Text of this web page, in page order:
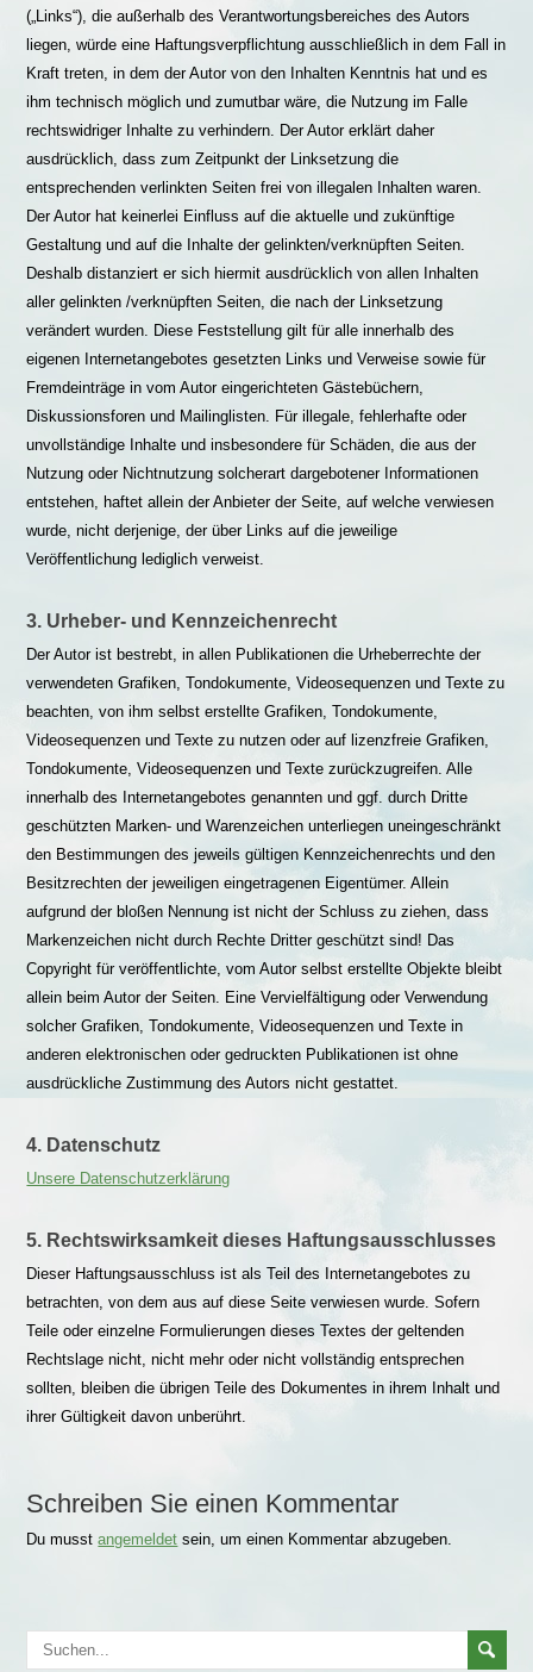
(„Links“), die außerhalb des Verantwortungsbereiches des Autors
liegen, würde eine Haftungsverpflichtung ausschließlich in dem Fall in
Kraft treten, in dem der Autor von den Inhalten Kenntnis hat und es
ihm technisch möglich und zumutbar wäre, die Nutzung im Falle
rechtswidriger Inhalte zu verhindern. Der Autor erklärt daher
ausdrücklich, dass zum Zeitpunkt der Linksetzung die
entsprechenden verlinkten Seiten frei von illegalen Inhalten waren.
Der Autor hat keinerlei Einfluss auf die aktuelle und zukünftige
Gestaltung und auf die Inhalte der gelinkten/verknüpften Seiten.
Deshalb distanziert er sich hiermit ausdrücklich von allen Inhalten
aller gelinkten /verknüpften Seiten, die nach der Linksetzung
verändert wurden. Diese Feststellung gilt für alle innerhalb des
eigenen Internetangebotes gesetzten Links und Verweise sowie für
Fremdeinträge in vom Autor eingerichteten Gästebüchern,
Diskussionsforen und Mailinglisten. Für illegale, fehlerhafte oder
unvollständige Inhalte und insbesondere für Schäden, die aus der
Nutzung oder Nichtnutzung solcherart dargebotener Informationen
entstehen, haftet allein der Anbieter der Seite, auf welche verwiesen
wurde, nicht derjenige, der über Links auf die jeweilige
Veröffentlichung lediglich verweist.
3. Urheber- und Kennzeichenrecht
Der Autor ist bestrebt, in allen Publikationen die Urheberrechte der
verwendeten Grafiken, Tondokumente, Videosequenzen und Texte zu
beachten, von ihm selbst erstellte Grafiken, Tondokumente,
Videosequenzen und Texte zu nutzen oder auf lizenzfreie Grafiken,
Tondokumente, Videosequenzen und Texte zurückzugreifen. Alle
innerhalb des Internetangebotes genannten und ggf. durch Dritte
geschützten Marken- und Warenzeichen unterliegen uneingeschränkt
den Bestimmungen des jeweils gültigen Kennzeichenrechts und den
Besitzrechten der jeweiligen eingetragenen Eigentümer. Allein
aufgrund der bloßen Nennung ist nicht der Schluss zu ziehen, dass
Markenzeichen nicht durch Rechte Dritter geschützt sind! Das
Copyright für veröffentlichte, vom Autor selbst erstellte Objekte bleibt
allein beim Autor der Seiten. Eine Vervielfältigung oder Verwendung
solcher Grafiken, Tondokumente, Videosequenzen und Texte in
anderen elektronischen oder gedruckten Publikationen ist ohne
ausdrückliche Zustimmung des Autors nicht gestattet.
4. Datenschutz
Unsere Datenschutzerklärung
5. Rechtswirksamkeit dieses Haftungsausschlusses
Dieser Haftungsausschluss ist als Teil des Internetangebotes zu
betrachten, von dem aus auf diese Seite verwiesen wurde. Sofern
Teile oder einzelne Formulierungen dieses Textes der geltenden
Rechtslage nicht, nicht mehr oder nicht vollständig entsprechen
sollten, bleiben die übrigen Teile des Dokumentes in ihrem Inhalt und
ihrer Gültigkeit davon unberührt.
Schreiben Sie einen Kommentar
Du musstangemeldet sein, um einen Kommentar abzugeben.